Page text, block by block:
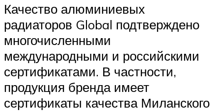
Качество алюминиевых
радиаторов Global подтверждено
многочисленными
международными и российскими
сертификатами. В частности,
продукция бренда имеет
сертификаты качества Миланского